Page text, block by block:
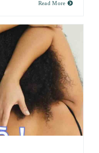
Read More